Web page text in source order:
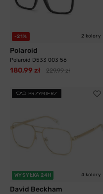
-21% 2 kolory
Polaroid
Polaroid D533 003 56
180,99 zł 229,99 zł
PRZYMIERZ
WYSYŁKA 24H 4 kolory
David Beckham